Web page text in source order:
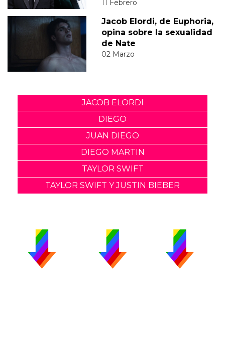
11 Febrero
Jacob Elordi, de Euphoria,
opina sobre la sexualidad
de Nate
02 Marzo
JACOB ELORDI
DIEGO
JUAN DIEGO
DIEGO MARTIN
TAYLOR SWIFT
TAYLOR SWIFT Y JUSTIN BIEBER